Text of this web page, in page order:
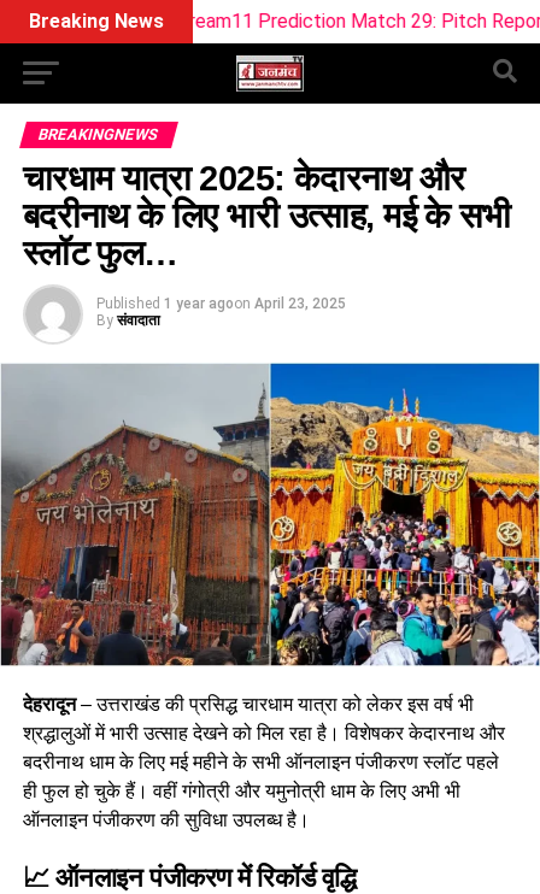
Breaking News
W Dream11 Prediction Match 29: Pitch Report, Playing 11,
BREAKINGNEWS
चारधाम यात्रा 2025: केदारनाथ और
बदरीनाथ के लिए भारी उत्साह, मई के सभी
स्लॉट फुल…
Published 1 year agoon April 23, 2025
By संवादाता
देहरादून– उत्तराखंड की प्रसिद्ध चारधाम यात्रा को लेकर इस वर्ष भी
श्रद्धालुओं में भारी उत्साह देखने को मिल रहा है। विशेषकर केदारनाथ और
बदरीनाथ धाम के लिए मई महीने के सभी ऑनलाइन पंजीकरण स्लॉट पहले
ही फुल हो चुके हैं। वहीं गंगोत्री और यमुनोत्री धाम के लिए अभी भी
ऑनलाइन पंजीकरण की सुविधा उपलब्ध है।
📈ऑनलाइन पंजीकरण में रिकॉर्ड वृद्धि